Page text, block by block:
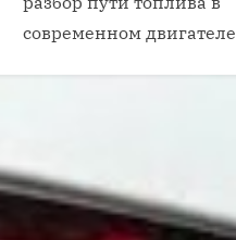
современном двигателе